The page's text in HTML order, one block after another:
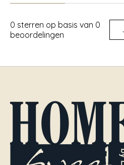
0 sterren op basis van 0
beoordelingen